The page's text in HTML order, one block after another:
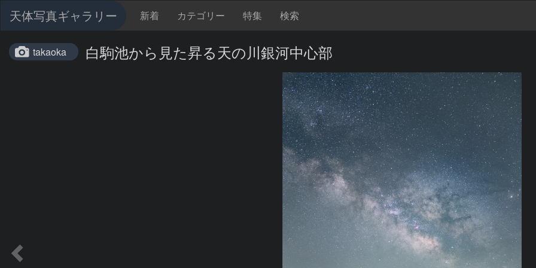
天体写真ギャラリー 新着 カテゴリー 特集 検索
takaoka 白駒池から見た昇る天の川銀河中心部